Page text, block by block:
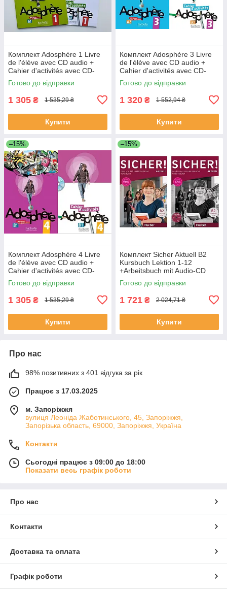
Комплект Adosphère 1 Livre
de l'élève avec CD audio +
Cahier d'activités avec CD-
ROM (оригинал)
Готово до відправки
1 305 ₴ 1 535,29 ₴
Купити
Комплект Adosphère 3 Livre
de l'élève avec CD audio +
Cahier d'activités avec CD-
ROM (оригинал)
Готово до відправки
1 320 ₴ 1 552,94 ₴
Купити
–15%
Комплект Adosphère 4 Livre
de l'élève avec CD audio +
Cahier d'activités avec CD-
ROM (оригинал)
Готово до відправки
1 305 ₴ 1 535,29 ₴
Купити
–15%
Комплект Sicher Aktuell B2
Kursbuch Lektion 1-12
+Arbeitsbuch mit Audio-CD
Lektion 1-12 (оригинал)
Готово до відправки
1 721 ₴ 2 024,71 ₴
Купити
Про нас
98% позитивних з 401 відгука за рік
Працює з 17.03.2025
м. Запоріжжя
вулиця Леоніда Жаботинського, 45, Запоріжжя,
Запорізька область, 69000, Запоріжжя, Україна
Контакти
Сьогодні працює з 09:00 до 18:00
Показати весь графік роботи
Про нас
Контакти
Доставка та оплата
Графік роботи